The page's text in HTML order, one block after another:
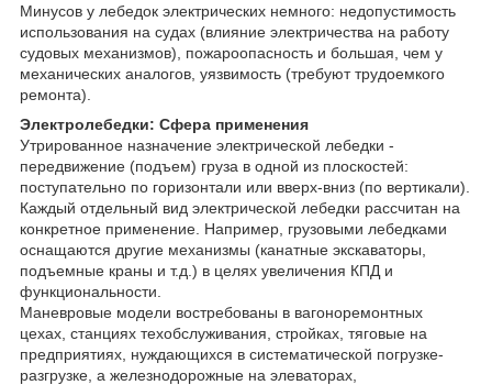
Минусов у лебедок электрических немного: недопустимость
использования на судах (влияние электричества на работу
судовых механизмов), пожароопасность и большая, чем у
механических аналогов, уязвимость (требуют трудоемкого
ремонта).
Электролебедки: Сфера применения
Утрированное назначение электрической лебедки -
передвижение (подъем) груза в одной из плоскостей:
поступательно по горизонтали или вверх-вниз (по вертикали).
Каждый отдельный вид электрической лебедки рассчитан на
конкретное применение. Например, грузовыми лебедками
оснащаются другие механизмы (канатные экскаваторы,
подъемные краны и т.д.) в целях увеличения КПД и
функциональности.
Маневровые модели востребованы в вагоноремонтных
цехах, станциях техобслуживания, стройках, тяговые на
предприятиях, нуждающихся в систематической погрузке-
разгрузке, а железнодорожные на элеваторах,